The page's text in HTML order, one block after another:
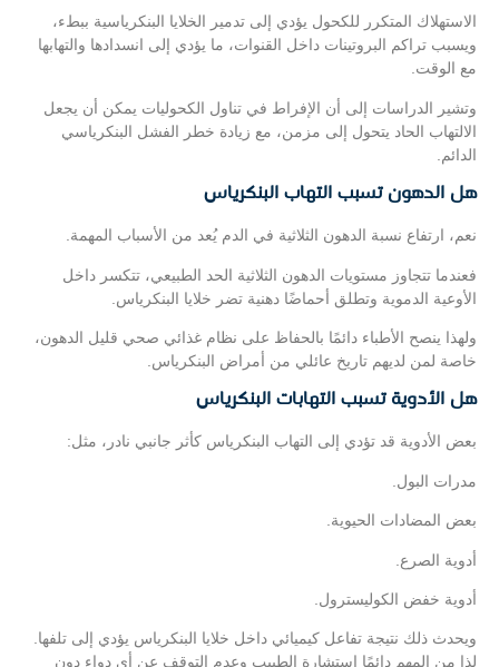
الاستهلاك المتكرر للكحول يؤدي إلى تدمير الخلايا البنكرياسية ببطء،
ويسبب تراكم البروتينات داخل القنوات، ما يؤدي إلى انسدادها والتهابها
مع الوقت.
وتشير الدراسات إلى أن الإفراط في تناول الكحوليات يمكن أن يجعل
الالتهاب الحاد يتحول إلى مزمن، مع زيادة خطر الفشل البنكرياسي
الدائم.
هل الدهون تسبب التهاب البنكرياس
نعم، ارتفاع نسبة الدهون الثلاثية في الدم يُعد من الأسباب المهمة.
فعندما تتجاوز مستويات الدهون الثلاثية الحد الطبيعي، تتكسر داخل
الأوعية الدموية وتطلق أحماضًا دهنية تضر خلايا البنكرياس.
ولهذا ينصح الأطباء دائمًا بالحفاظ على نظام غذائي صحي قليل الدهون،
خاصة لمن لديهم تاريخ عائلي من أمراض البنكرياس.
هل الأدوية تسبب التهابات البنكرياس
بعض الأدوية قد تؤدي إلى التهاب البنكرياس كأثر جانبي نادر، مثل:
مدرات البول.
بعض المضادات الحيوية.
أدوية الصرع.
أدوية خفض الكوليسترول.
ويحدث ذلك نتيجة تفاعل كيميائي داخل خلايا البنكرياس يؤدي إلى تلفها.
لذا من المهم دائمًا استشارة الطبيب وعدم التوقف عن أي دواء دون